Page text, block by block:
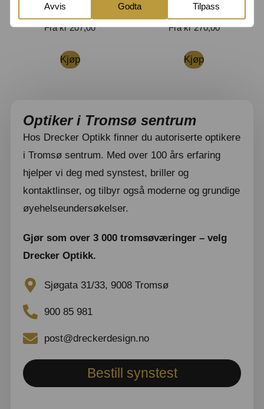
Tilpass
Avvis Godta
30P
Frakr207,00
Kjøp
with HydraLuxe 30P
Frakr270,00
Kjøp
Optiker i Tromsø sentrum
Hos Drecker Optikk finner du autoriserte optikere
i Tromsø sentrum. Med over 100 års erfaring
hjelper vi deg med synstest, briller og
kontaktlinser, og tilbyr også moderne og grundige
øyehelseundersøkelser.
Gjør som over 3 000 tromsøværinger – velg
Drecker Optikk.
Sjøgata 31/33, 9008 Tromsø
900 85 981
post@dreckerdesign.no
Bestill synstest